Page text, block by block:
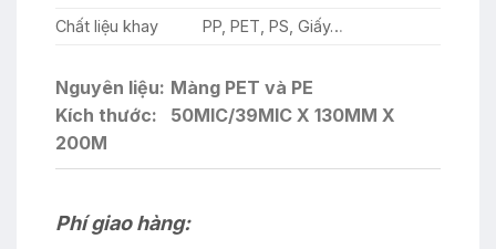
Chất liệu khay PP, PET, PS, Giấy…
Nguyên liệu: Màng PET và PE
Kích thước:
50MIC/39MIC X 130MM X
200M
Phí giao hàng: